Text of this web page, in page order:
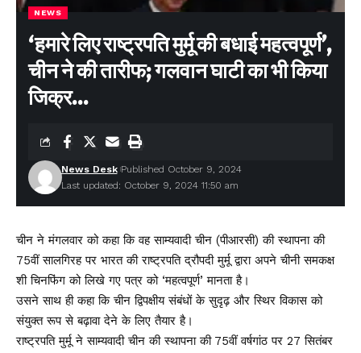
NEWS
‘हमारे लिए राष्ट्रपति मुर्मू की बधाई महत्वपूर्ण’,
चीन ने की तारीफ; गलवान घाटी का भी किया
जिक्र…
Last updated: October 9, 2024 11:50 am
News Desk Published October 9, 2024
चीन ने मंगलवार को कहा कि वह साम्यवादी चीन (पीआरसी) की स्थापना की
75वीं सालगिरह पर भारत की राष्ट्रपति द्रौपदी मुर्मू द्वारा अपने चीनी समकक्ष
शी चिनफिंग को लिखे गए पत्र को ‘महत्वपूर्ण’ मानता है।
उसने साथ ही कहा कि चीन द्विपक्षीय संबंधों के सुदृढ़ और स्थिर विकास को
संयुक्त रूप से बढ़ावा देने के लिए तैयार है।
राष्ट्रपति मुर्मू ने साम्यवादी चीन की स्थापना की 75वीं वर्षगांठ पर 27 सितंबर